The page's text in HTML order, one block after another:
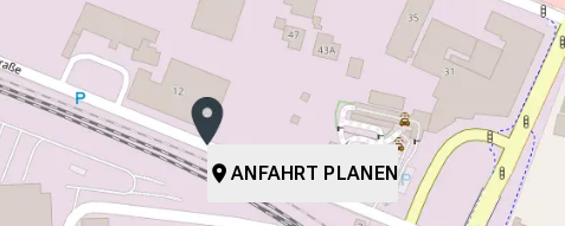
ANFAHRT PLANEN